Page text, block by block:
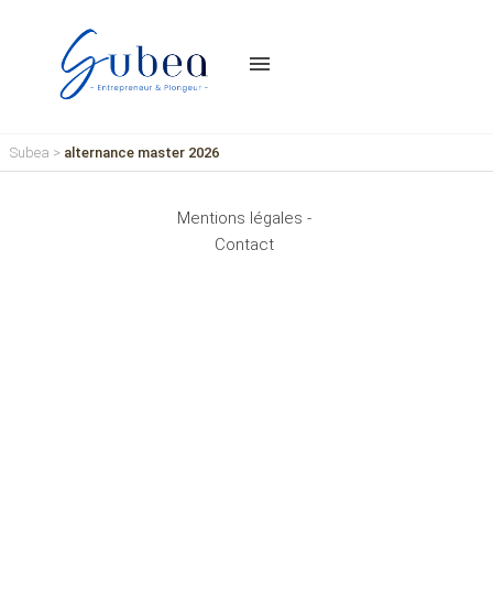
menu
Subea > alternance master 2026
Mentions légales -
Contact